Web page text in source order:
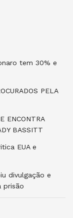
tem 30% e
PELA
ENCONTRA
BASSITT
EUA e
divulgação e
prisão